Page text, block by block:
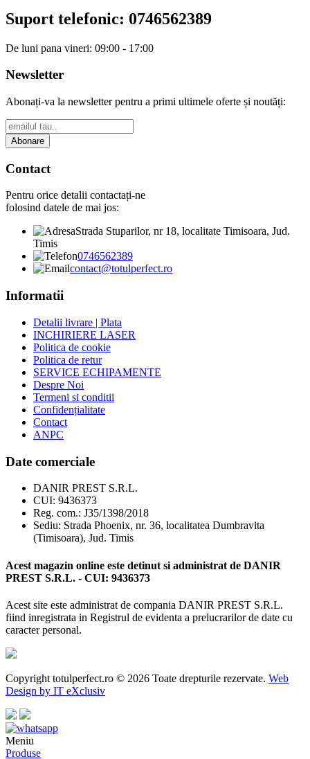
Suport telefonic: 0746562389
De luni pana vineri: 09:00 - 17:00
Newsletter
Abonați-va la newsletter pentru a primi ultimele oferte și noutăți:
Abonare
Contact
Pentru orice detalii contactați-ne
folosind datele de mai jos:
Strada Stuparilor, nr 18, localitate Timisoara, Jud.
Timis
0746562389
contact@totulperfect.ro
Informatii
Detalii livrare | Plata
INCHIRIERE LASER
Politica de cookie
Politica de retur
SERVICE ECHIPAMENTE
Despre Noi
Termeni si conditii
Confidențialitate
Contact
ANPC
Date comerciale
DANIR PREST S.R.L.
CUI: 9436373
Reg. com.: J35/1398/2018
Sediu: Strada Phoenix, nr. 36, localitatea Dumbravita
(Timisoara), Jud. Timis
Acest magazin online este detinut si administrat de DANIR
PREST S.R.L. - CUI: 9436373
Acest site este administrat de compania DANIR PREST S.R.L.
fiind inregistrata in Registrul de evidenta a prelucrarilor de date cu
caracter personal.
Copyright totulperfect.ro © 2026 Toate drepturile rezervate. Web
Design by IT eXclusiv
Meniu
Produse